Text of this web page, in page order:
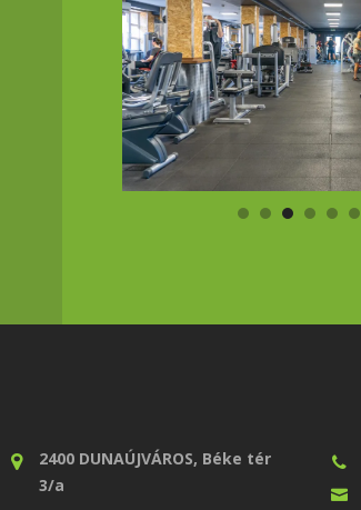
2400 DUNAÚJVÁROS, Béke tér
3/a